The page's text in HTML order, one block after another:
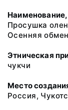
Просушка
Осенняя
Этническая
чукчи
Место
Россия,